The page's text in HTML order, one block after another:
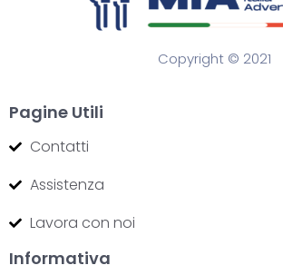
Copyright © 2021
Pagine Utili
Contatti
Assistenza
Lavora con noi
Informativa